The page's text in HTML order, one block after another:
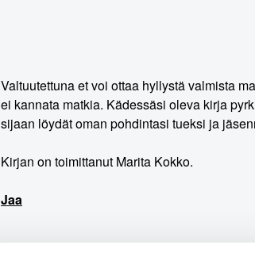
Valtuutettuna et voi ottaa hyllystä valmista
ei kannata matkia. Kädessäsi oleva kirja
sijaan löydät oman pohdintasi tueksi ja
Kirjan on toimittanut Marita Kokko.
Jaa